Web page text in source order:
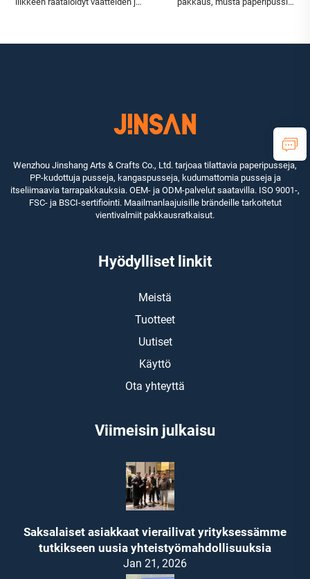
Wenzhou Jinshang Arts & Crafts Co., Ltd. tarjoaa tilattavia paperipusseja,
PP-kudottuja pusseja, kangaspusseja, kudumattomia pusseja ja
itseliimaavia tarrapakkauksia. OEM- ja ODM-palvelut saatavilla. ISO 9001-,
FSC- ja BSCI-sertifiointi. Maailmanlaajuisille brändeille tarkoitetut
vientivalmiit pakkausratkaisut.
Hyödylliset linkit
Meistä
Tuotteet
Uutiset
Käyttö
Ota yhteyttä
Viimeisin julkaisu
Saksalaiset asiakkaat vierailivat yrityksessämme
tutkikseen uusia yhteistyömahdollisuuksia
Jan 21, 2026